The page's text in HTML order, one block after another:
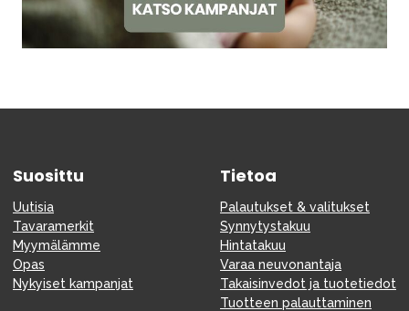
Suosittu
Uutisia
Tavaramerkit
Myymälämme
Opas
Nykyiset kampanjat
Tietoa
Palautukset & valitukset
Synnytystakuu
Hintatakuu
Varaa neuvonantaja
Takaisinvedot ja tuotetiedot
Tuotteen palauttaminen
Lahjavinkkejä
Suosikit
Aurinko ja uinti Outlet
Ota meihin yhteyttä osoitteessa
Myymälämme